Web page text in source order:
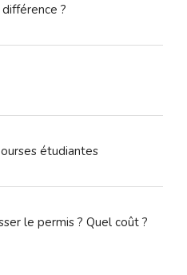
?
étudiantes
le permis ? Quel coût ?